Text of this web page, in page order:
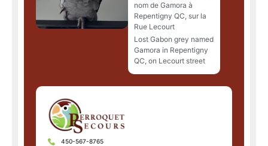
nom de Gamora à
Repentigny QC, sur la
Rue Lecourt
Lost Gabon grey named
Gamora in Repentigny
QC, on Lecourt street
450-567-8765